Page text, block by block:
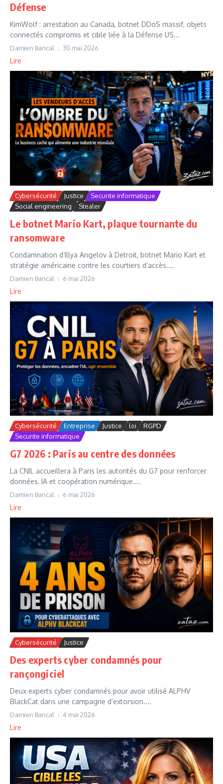
Défense
KimWolf : arrestation au Canada, botnet DDoS massif, objets
connectés compromis et cible liée à la Défense US...
Damien Bancal 30 mai 2026
Lire
Cybersécurité Justice
Securite informatique
Social engineering
Stealer
Le botnet Mario Kart, plaque tournante du
ransomware
Condamnation d’Illya Angelov à Detroit, botnet Mario Kart et
stratégie américaine contre les courtiers d’accès....
Damien Bancal 6 mai 2026
Lire
Cybersécurité Entreprise Justice loi
RGPD
Securite informatique
G7 2026 : Paris au centre des données
La CNIL accueillera à Paris les autorités du G7 pour renforcer
données, IA et coopération numérique....
Damien Bancal 6 mai 2026
Lire
Cybersécurité Justice
Des experts cyber condamnés pour
rançongiciel
Deux experts cyber condamnés pour avoir utilisé ALPHV
BlackCat dans une campagne d’extorsion....
Damien Bancal 4 mai 2026
Lire